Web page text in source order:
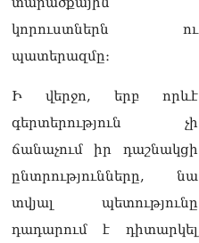
կորուստներն ու
պատերազմը։
Ի վերջո, երբ որևէ
գերտերություն չի
ճանաչում իր դաշնակցի
ընտրությունները, նա
տվյալ պետությունը
դադարում է դիտարկել